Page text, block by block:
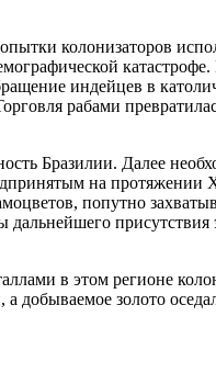
колонизаторов
индейцев в
рабами
Бразилии. Далее
на
попутно
присутствия
в этом регионе
золото